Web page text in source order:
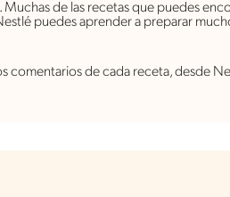
de las recetas que puedes
puedes aprender a preparar
comentarios de cada receta, desde